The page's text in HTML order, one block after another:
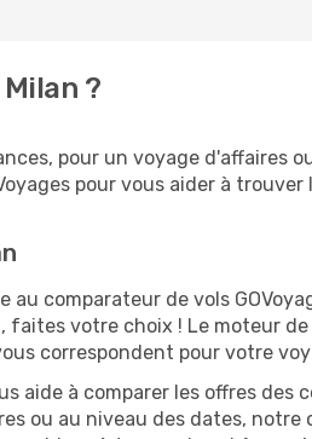
?
pour un voyage d'affaires
pour vous aider à
comparateur de vols
votre choix ! Le moteur
correspondent pour votre
aide à comparer les offres
ou au niveau des dates, notre